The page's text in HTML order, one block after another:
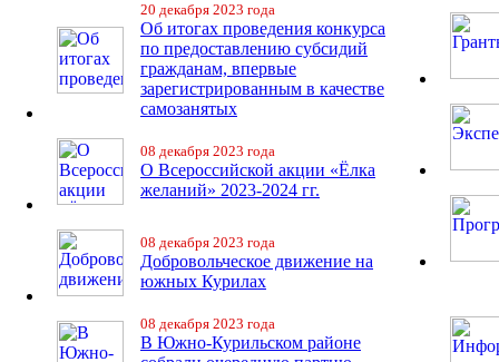
20 декабря 2023 года
Об итогах проведения конкурса
по предоставлению субсидий
гражданам, впервые
зарегистрированным в качестве
самозанятых
08 декабря 2023 года
О Всероссийской акции «Ёлка
желаний» 2023-2024 гг.
08 декабря 2023 года
Добровольческое движение на
южных Курилах
08 декабря 2023 года
В Южно-Курильском районе